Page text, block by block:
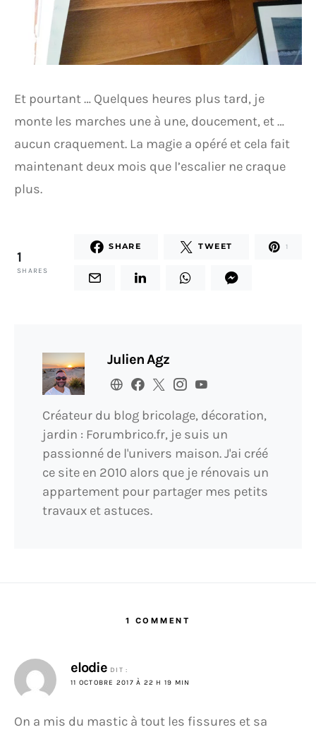
Et pourtant … Quelques heures plus tard, je
monte les marches une à une, doucement, et …
aucun craquement. La magie a opéré et cela fait
maintenant deux mois que l’escalier ne craque
plus.
1
SHARES
SHARE TWEET 1
Julien Agz
Créateur du blog bricolage, décoration,
jardin : Forumbrico.fr, je suis un
passionné de l'univers maison. J'ai créé
ce site en 2010 alors que je rénovais un
appartement pour partager mes petits
travaux et astuces.
1 COMMENT
elodie DIT :
11 OCTOBRE 2017 À 22 H 19 MIN
On a mis du mastic à tout les fissures et sa